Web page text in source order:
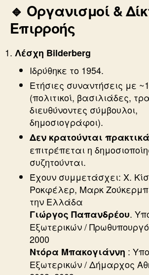
🔹 Οργανισμοί &
Επιρροής
Λέσχη Bilderberg
Ιδρύθηκε το 1954.
Ετήσιες συναντήσεις με
(πολιτικοί, βασιλιάδες,
διευθύνοντες σύμβουλοι,
δημοσιογράφοι).
Δεν κρατούνται πρακτικά
επιτρέπεται η
συζητούνται.
Έχουν συμμετάσχει: Χ.
Ροκφέλερ, Μαρκ
την Ελλάδα
Γιώργος Παπανδρέου.
Εξωτερικών /
2000
Ντόρα Μπακογιάννη :
Εξωτερικών / Δήμαρχος